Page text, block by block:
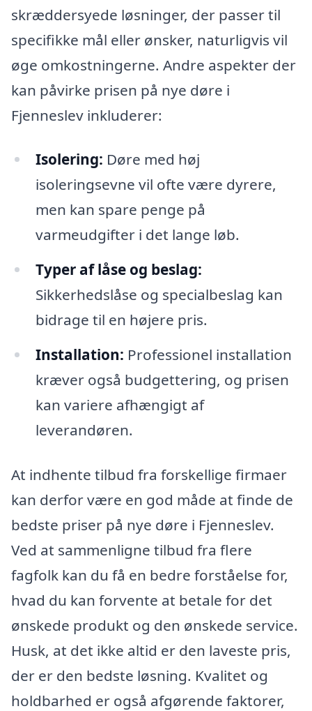
skræddersyede løsninger, der passer til
specifikke mål eller ønsker, naturligvis vil
øge omkostningerne. Andre aspekter der
kan påvirke prisen på nye døre i
Fjenneslev inkluderer:
Isolering: Døre med høj
isoleringsevne vil ofte være dyrere,
men kan spare penge på
varmeudgifter i det lange løb.
Typer af låse og beslag:
Sikkerhedslåse og specialbeslag kan
bidrage til en højere pris.
Installation: Professionel installation
kræver også budgettering, og prisen
kan variere afhængigt af
leverandøren.
At indhente tilbud fra forskellige firmaer
kan derfor være en god måde at finde de
bedste priser på nye døre i Fjenneslev.
Ved at sammenligne tilbud fra flere
fagfolk kan du få en bedre forståelse for,
hvad du kan forvente at betale for det
ønskede produkt og den ønskede service.
Husk, at det ikke altid er den laveste pris,
der er den bedste løsning. Kvalitet og
holdbarhed er også afgørende faktorer,